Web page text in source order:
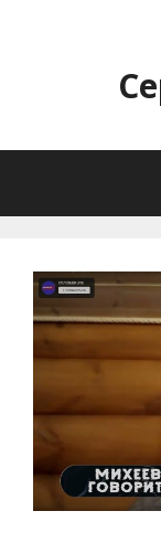
содержимому